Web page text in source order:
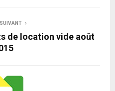
de location vide août